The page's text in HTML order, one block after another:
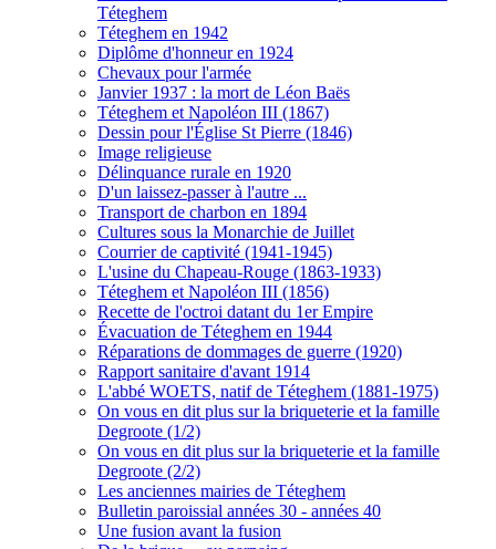
Téteghem
Téteghem en 1942
Diplôme d'honneur en 1924
Chevaux pour l'armée
Janvier 1937 : la mort de Léon Baës
Téteghem et Napoléon III (1867)
Dessin pour l'Église St Pierre (1846)
Image religieuse
Délinquance rurale en 1920
D'un laissez-passer à l'autre ...
Transport de charbon en 1894
Cultures sous la Monarchie de Juillet
Courrier de captivité (1941-1945)
L'usine du Chapeau-Rouge (1863-1933)
Téteghem et Napoléon III (1856)
Recette de l'octroi datant du 1er Empire
Évacuation de Téteghem en 1944
Réparations de dommages de guerre (1920)
Rapport sanitaire d'avant 1914
L'abbé WOETS, natif de Téteghem (1881-1975)
On vous en dit plus sur la briqueterie et la famille
Degroote (1/2)
On vous en dit plus sur la briqueterie et la famille
Degroote (2/2)
Les anciennes mairies de Téteghem
Bulletin paroissial années 30 - années 40
Une fusion avant la fusion